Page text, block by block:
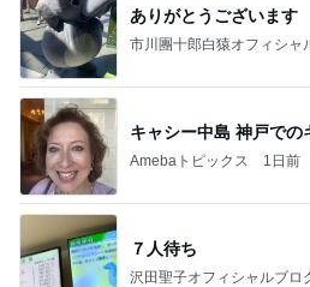
ありがとうございます
市川團十郎白猿オフィシャ
キャシー中島 神戸での
Amebaトピックス 1日前
７人待ち
沢田聖子オフィシャルブロ